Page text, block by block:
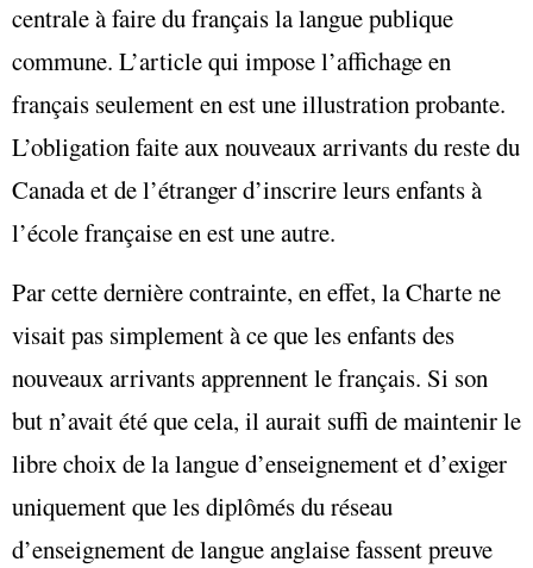
centrale à faire du français la langue publique
commune. L’article qui impose l’affichage en
français seulement en est une illustration probante.
L’obligation faite aux nouveaux arrivants du reste du
Canada et de l’étranger d’inscrire leurs enfants à
l’école française en est une autre.
Par cette dernière contrainte, en effet, la Charte ne
visait pas simplement à ce que les enfants des
nouveaux arrivants apprennent le français. Si son
but n’avait été que cela, il aurait suffi de maintenir le
libre choix de la langue d’enseignement et d’exiger
uniquement que les diplômés du réseau
d’enseignement de langue anglaise fassent preuve